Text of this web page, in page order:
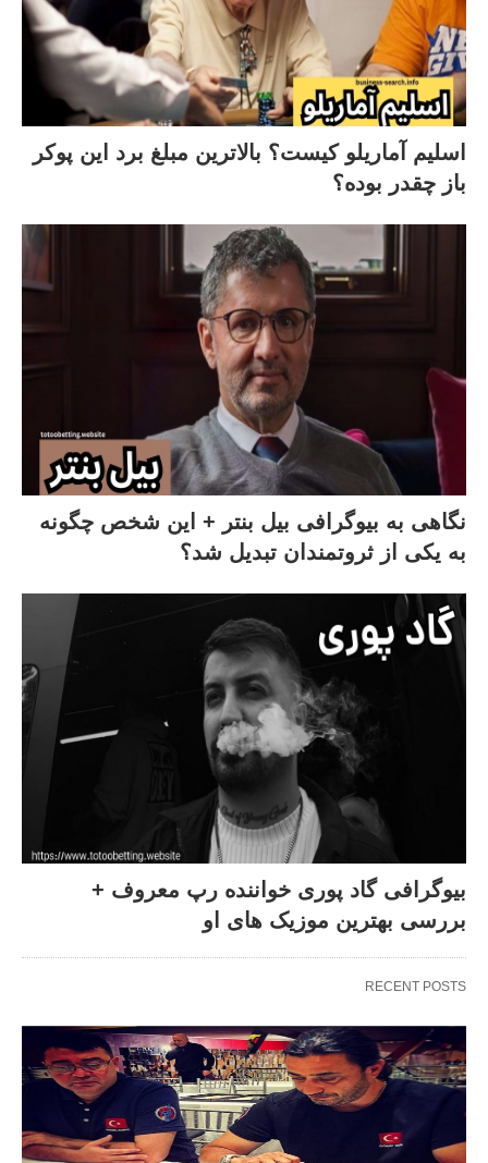
اسلیم آماریلو کیست؟ بالاترین مبلغ برد این پوکر
باز چقدر بوده؟
نگاهی به بیوگرافی بیل بنتر + این شخص چگونه
به یکی از ثروتمندان تبدیل شد؟
بیوگرافی گاد پوری خواننده رپ معروف +
بررسی بهترین موزیک های او
RECENT POSTS